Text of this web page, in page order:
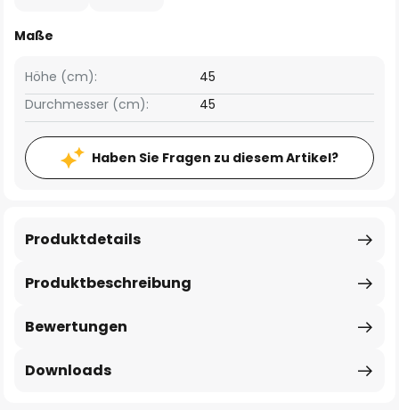
Maße
Höhe (cm):
45
Durchmesser (cm):
45
Haben Sie Fragen zu diesem Artikel?
Produktbeschreibung
Produktdetails
Bewertungen
Downloads